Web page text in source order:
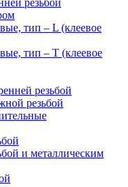
резьбой
тип – L (клеевое
тип – T (клеевое
резьбой
резьбой
и металлическим